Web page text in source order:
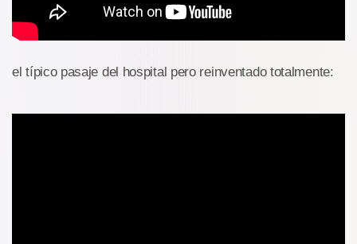
el típico pasaje del hospital pero reinventado totalmente: